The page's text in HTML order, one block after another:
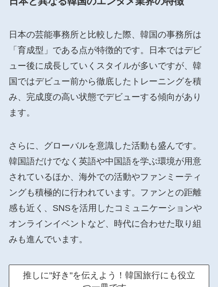
日本の芸能事務所と比較した際、韓国の事務所は
「育成型」である点が特徴的です。日本ではデビ
ュー後に成長していくスタイルが多いですが、韓
国ではデビュー前から徹底したトレーニングを積
み、完成度の高い状態でデビューする傾向があり
ます。
さらに、グローバルを意識した活動も盛んです。
韓国語だけでなく英語や中国語を学ぶ環境が用意
されているほか、海外での活動やファンミーティ
ングも積極的に行われています。ファンとの距離
感も近く、SNSを活用したコミュニケーションや
オンラインイベントなど、時代に合わせた取り組
みも進んでいます。
推しに"好き"を伝えよう！韓国旅行にも役立